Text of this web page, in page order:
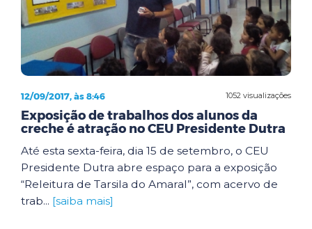
1052 visualizações
12/09/2017, às 8:46
Exposição de trabalhos dos alunos da
creche é atração no CEU Presidente Dutra
Até esta sexta-feira, dia 15 de setembro, o CEU
Presidente Dutra abre espaço para a exposição
“Releitura de Tarsila do Amaral”, com acervo de
trab... [saiba mais]